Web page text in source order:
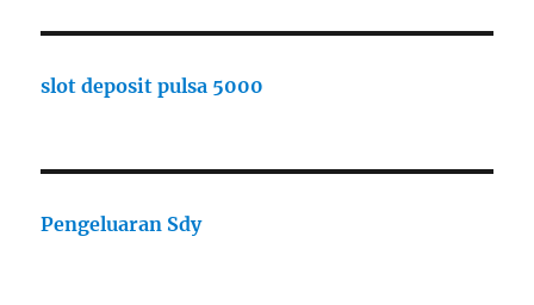
slot deposit pulsa 5000
Pengeluaran Sdy